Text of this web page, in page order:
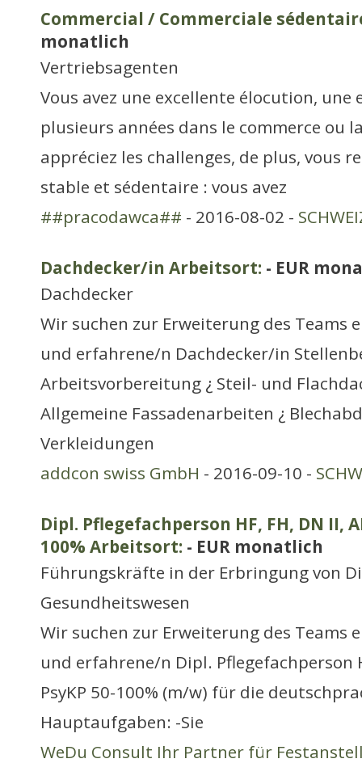
Commercial / Commerciale
monatlich
Vertriebsagenten
Vous avez une excellente élocution, une
plusieurs années dans le commerce ou
appréciez les challenges, de plus, vous
stable et sédentaire : vous avez
##pracodawca## - 2016-08-02 -
Dachdecker/in Arbeitsort: - EUR
Dachdecker
Wir suchen zur Erweiterung des Teams
und erfahrene/n Dachdecker/in
Arbeitsvorbereitung ¿ Steil- und
Allgemeine Fassadenarbeiten ¿
Verkleidungen
addcon swiss GmbH - 2016-09-10 -
Dipl. Pflegefachperson HF, FH, DN II,
100% Arbeitsort: - EUR monatlich
Führungskräfte in der Erbringung von
Gesundheitswesen
Wir suchen zur Erweiterung des Teams
und erfahrene/n Dipl. Pflegefachperson
PsyKP 50-100% (m/w) für die
Hauptaufgaben: -Sie
WeDu Consult Ihr Partner für